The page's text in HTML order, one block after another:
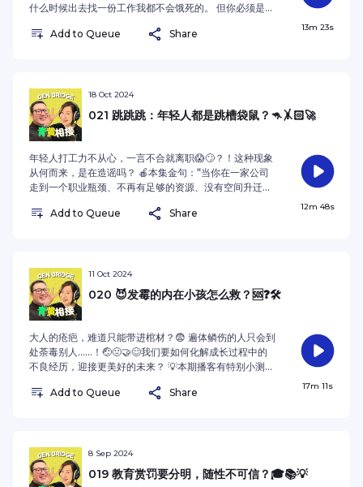
什么时候出去找一份工作我都不会饿死的。 但你必须是好
omnystudio.com/listener for privacy information.
Add to Queue Share
13m 23s
18 Oct 2024
021 跳跳跳：年轻人都是跳槽袋鼠？🦘🤸🏻🚀
年轻人打工力不从心，一言不合就离职😱🙄？！这种现象
从何而来，是在造谣吗？ 🍎本集金句：“当你在一家公司
走到一个职业瓶颈、不再有足够的资源、没有空间升迁，
文化，就会让人想要移师到另一个地方。”——《青黄相
Add to Queue Share
12m 48s
11 Oct 2024
020 😈发霉的内在小孩怎么救？🆘❓🛠️
大人的疮疤，难道只能带进棺材？😨 遍体鳞伤的人只会到
处荼毒别人……！🤕🤢🤝😊我们要如何化解成长过程中的
不良经历，迎接更美好的未来？ 💡本期播客有特别小测
句：“多看看自己，多了解自己，面对自己吧。很多人他
privacy information.
Add to Queue Share
17m 11s
8 Sep 2024
019 教育赏罚要分明，随性不可信？🎓📚💡